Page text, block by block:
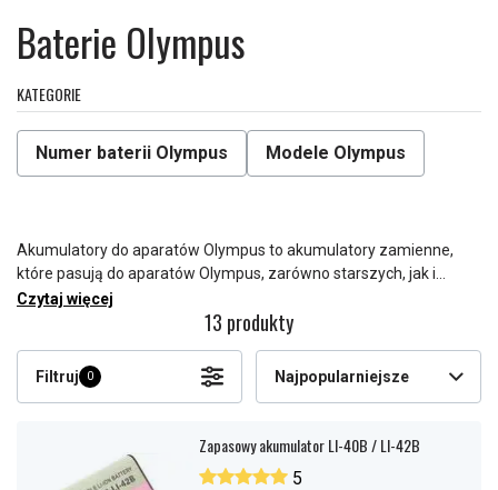
Baterie Olympus
KATEGORIE
Numer baterii Olympus Modele Olympus
Akumulatory do aparatów Olympus to akumulatory zamienne,
które pasują do aparatów Olympus, zarówno starszych, jak i
nowszych modeli. Najczęściej spotyka się akumulatory litowo-
jonowe lub litowo-polimerowe z kodami właściwymi dla Olympus,
Pojemność w mAh decyduje, ile zdjęć wykonasz między
ładowaniami, a kształt i układ styków muszą dokładnie
sprawdź kod akumulatora na starym akumulatorze lub w
komorze aparatu oraz napięcie, pojemność i wymiary.
Czytaj więcej
13 produkty
Filtruj 0 Najpopularniejsze
Zapasowy akumulator LI-40B / LI-42B
5